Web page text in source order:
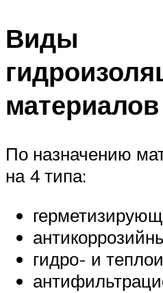
Виды
материалов
По назначению
на 4 типа:
гидро- и